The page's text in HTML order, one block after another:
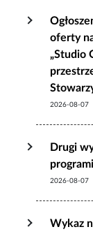
oferty
„Studio
2026-08-07
Drugi
2026-08-07
Wykaz